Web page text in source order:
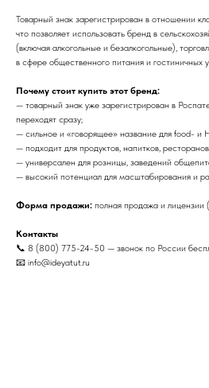
Товарный знак зарегистрирован в отношении
что позволяет использовать бренд в
(включая алкогольные и безалкогольные),
в сфере общественного питания и гостиничных
Почему стоит купить этот бренд:
— товарный знак уже зарегистрирован в
переходят сразу;
— сильное и «говорящее» название для food- и
— подходит для продуктов, напитков,
— универсален для розницы, заведений
— высокий потенциал для масштабирования и
Форма продажи: полная продажа и лицензии
Контакты
📞 8 (800) 775-24-50 — звонок по России
📧 info@ideyatut.ru